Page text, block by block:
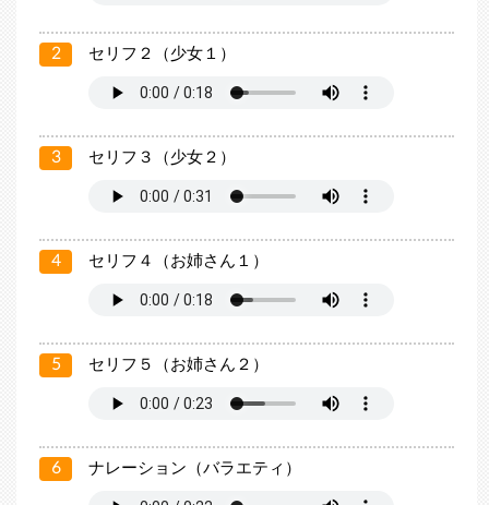
2 セリフ２（少女１）
3 セリフ３（少女２）
4 セリフ４（お姉さん１）
5 セリフ５（お姉さん２）
6 ナレーション（バラエティ）